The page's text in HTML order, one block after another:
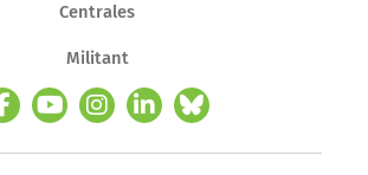
Centrales
Militant